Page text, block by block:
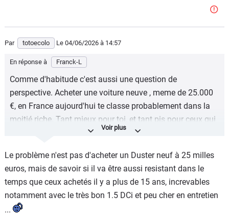
retrouvés dans la partie dépense, multiplié par 03 ou 04...
Par totoecolo Le 04/06/2026 à 14:57
En réponse à Franck-L
Comme d'habitude c'est aussi une question de
perspective. Acheter une voiture neuve , meme de 25.000
€, en France aujourd'hui te classe probablement dans la
moitié riche. Tant mieux pour toi, et tant pis pour ceux qui
Si on prend plus de recul, ou qu'on est moins hypocrite,
ces mêmes jaloux de ton Duster neuf ne diront jamais
qu'ils sont riches en sortant de la douche. Pourtant ils le
sont. Il n'y a pas la moitié de la planète qui a accès a l'eau
chaude à volonté à domicile. Prendre une douche par jour,
Le problème n'est pas d'acheter un Duster neuf à 25 milles
euros, mais de savoir si il va être aussi resistant dans le
temps que ceux achetés il y a plus de 15 ans, increvables
notamment avec le très bon 1.5 DCi et peu cher en entretien
...